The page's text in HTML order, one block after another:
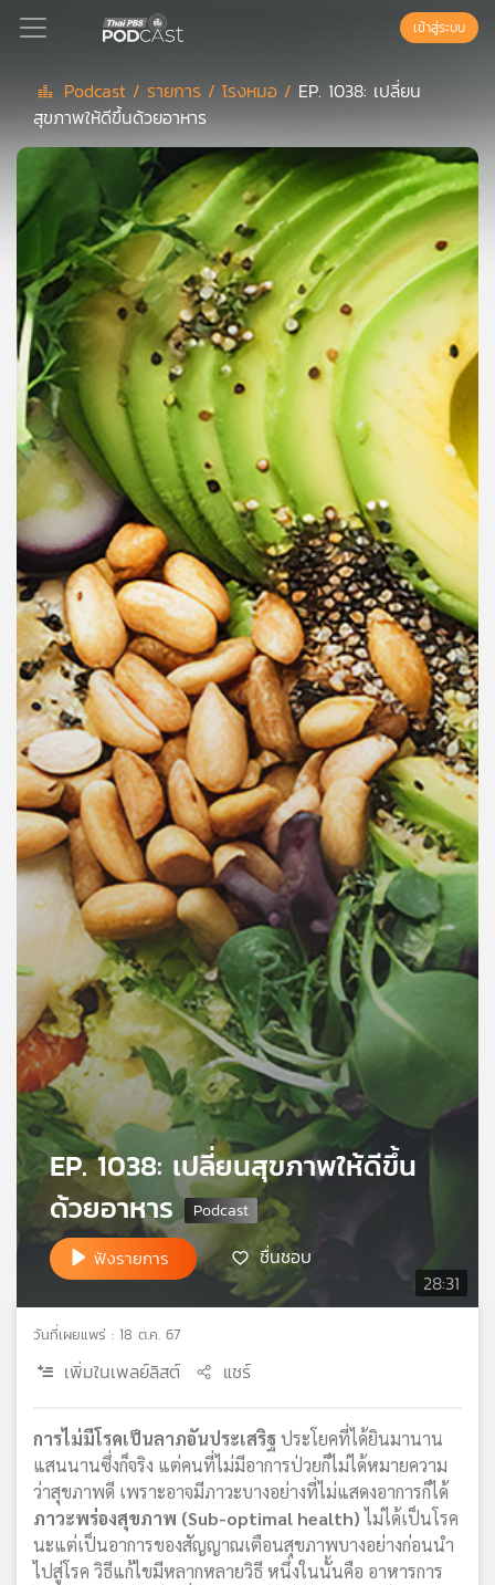
Podcast
เพล
ย์
สต์
แนะนำ
เพล
ย์
ลิ
สต์
ของ
คุณ
เพลง
บทความ
ข่าว
และ
กิจกรรม
เกี่ยว
กับ
เรา
เครือ
ข่าย
วิทยุ
ไทย
พี
บี
เอส
แผนที่
เข้าสู่ระบบ
Podcast / รายการ /โรงหมอ / EP. 1038: เปลี่ยน
สุขภาพให้ดีขึ้นด้วยอาหาร
28:31
EP. 1038: เปลี่ยนสุขภาพให้ดีขึ้น
ด้วยอาหาร
ฟังรายการ ชื่นชอบ
วันที่เผยแพร่ : 18 ต.ค. 67
เพิ่มในเพลย์ลิสต์ แชร์
การไม่มีโรคเป็นลาภอันประเสริฐประโยคที่ได้ยินมานาน
แสนนานซึ่งก็จริง แต่คนที่ไม่มีอาการป่วยก็ไม่ได้หมายความ
ว่าสุขภาพดี เพราะอาจมีภาวะบางอย่างที่ไม่แสดงอาการก็ได้
ภาวะพร่องสุขภาพ (Sub-optimal health)ไม่ได้เป็นโรค
นะแต่เป็นอาการของสัญญาณเตือนสุขภาพบางอย่างก่อนนำ
ไปสู่โรค วิธีแก้ไขมีหลากหลายวิธี หนึ่งในนั้นคือ อาหารการ